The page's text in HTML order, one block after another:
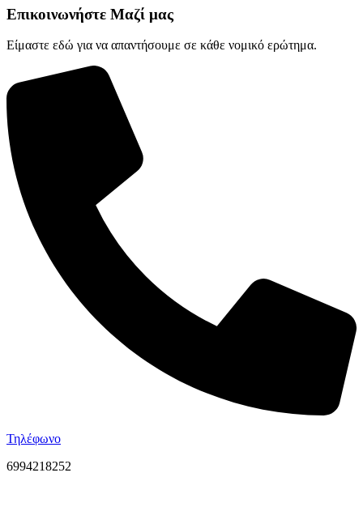
Επικοινωνήστε Μαζί μας
Είμαστε εδώ για να απαντήσουμε σε κάθε νομικό ερώτημα.
Τηλέφωνο
6994218252